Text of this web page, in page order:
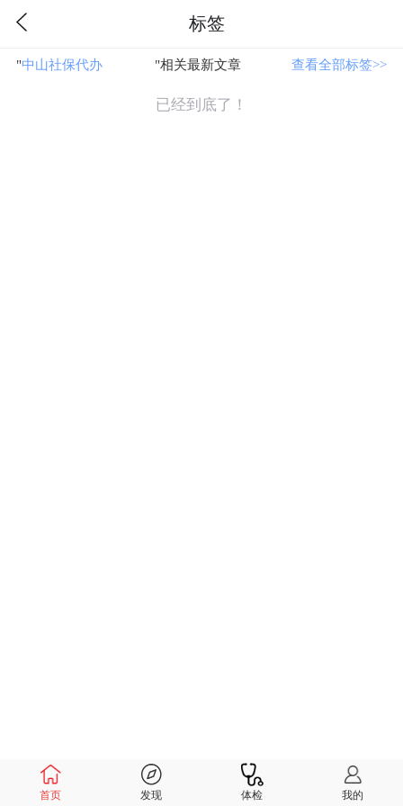
标签
"中山社保代办 "相关最新文章 查看全部标签>>
已经到底了！
首页 发现 体检 我的